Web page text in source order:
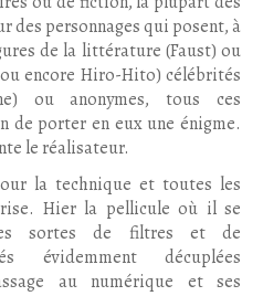
des personnages qui posent, à
de la littérature (Faust) ou
encore Hiro-Hito) célébrités
ou anonymes, tous ces
de porter en eux une énigme.
le réalisateur.
la technique et toutes les
Hier la pellicule où il se
sortes de filtres et de
évidemment décuplées
au numérique et ses